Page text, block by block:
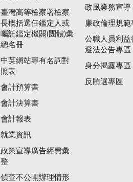
臺灣高等檢察署檢察
長概括選任鑑定人或
囑託鑑定機關(團體)彙
總名冊
中英網站專有名詞對
照表
會計預算書
會計決算書
會計報表
就業資訊
政策宣導廣告經費彙
整
偵查不公開辦理情形
政風業務宣導
廉政倫理規範
公職人員利益
避法公告專區
身分揭露專區
反賄選專區